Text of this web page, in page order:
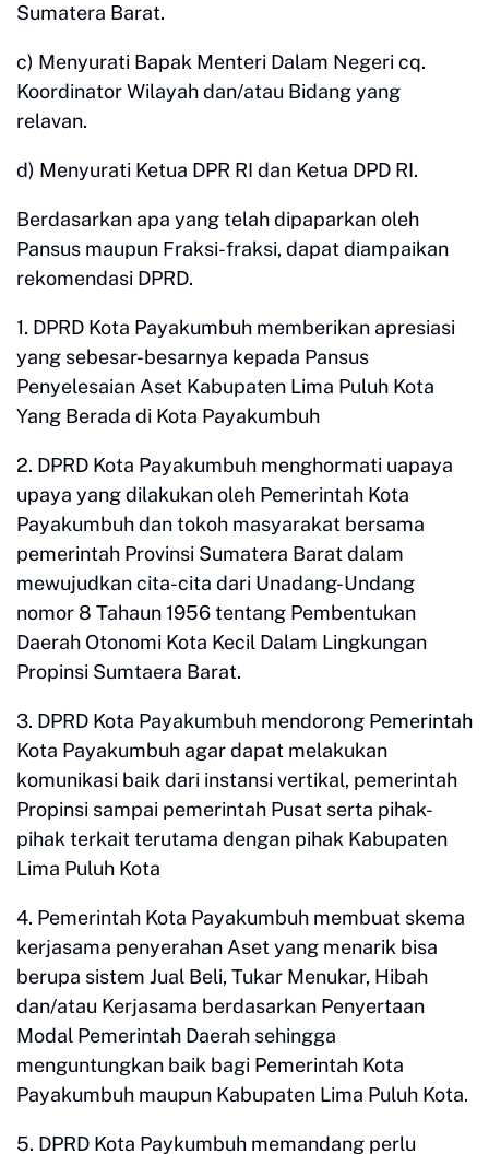
Sumatera Barat.
c) Menyurati Bapak Menteri Dalam Negeri cq.
Koordinator Wilayah dan/atau Bidang yang
relavan.
d) Menyurati Ketua DPR RI dan Ketua DPD RI.
Berdasarkan apa yang telah dipaparkan oleh
Pansus maupun Fraksi-fraksi, dapat diampaikan
rekomendasi DPRD.
1. DPRD Kota Payakumbuh memberikan apresiasi
yang sebesar-besarnya kepada Pansus
Penyelesaian Aset Kabupaten Lima Puluh Kota
Yang Berada di Kota Payakumbuh
2. DPRD Kota Payakumbuh menghormati uapaya
upaya yang dilakukan oleh Pemerintah Kota
Payakumbuh dan tokoh masyarakat bersama
pemerintah Provinsi Sumatera Barat dalam
mewujudkan cita-cita dari Unadang-Undang
nomor 8 Tahaun 1956 tentang Pembentukan
Daerah Otonomi Kota Kecil Dalam Lingkungan
Propinsi Sumtaera Barat.
3. DPRD Kota Payakumbuh mendorong Pemerintah
Kota Payakumbuh agar dapat melakukan
komunikasi baik dari instansi vertikal, pemerintah
Propinsi sampai pemerintah Pusat serta pihak-
pihak terkait terutama dengan pihak Kabupaten
Lima Puluh Kota
4. Pemerintah Kota Payakumbuh membuat skema
kerjasama penyerahan Aset yang menarik bisa
berupa sistem Jual Beli, Tukar Menukar, Hibah
dan/atau Kerjasama berdasarkan Penyertaan
Modal Pemerintah Daerah sehingga
menguntungkan baik bagi Pemerintah Kota
Payakumbuh maupun Kabupaten Lima Puluh Kota.
5. DPRD Kota Paykumbuh memandang perlu